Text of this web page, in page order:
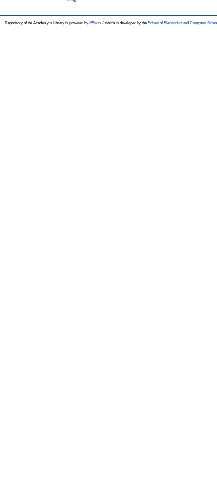
Repository of the Academy's Library is powered by EPrints 3which is developed by the School of Electronics and Computer